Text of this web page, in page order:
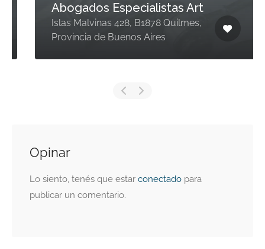
Abogados Especialistas Art
Islas Malvinas 428, B1878 Quilmes,
Provincia de Buenos Aires
Opinar
Lo siento, tenés que estar conectado para
publicar un comentario.